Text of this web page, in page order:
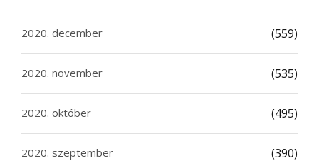
2020. december (559)
2020. november (535)
2020. október (495)
2020. szeptember (390)